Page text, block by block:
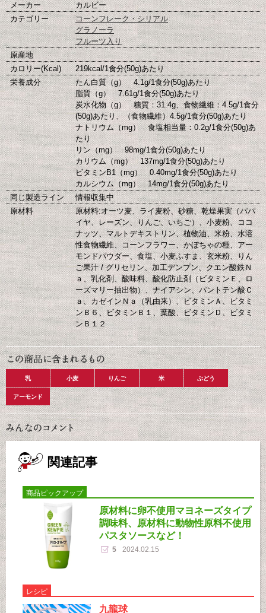
メーカー
カルビー
カテゴリー
コーンフレーク・シリアル
グラノーラ
フルーツ入り
原産地
カロリー(Kcal)
219kcal/1食分(50g)あたり
栄養成分
たん白質（g） 4.1g/1食分(50g)あたり
脂質（g） 7.61g/1食分(50g)あたり
炭水化物（g） 糖質：31.4g、食物繊維：4.5g/1食分
(50g)あたり、（食物繊維）4.5g/1食分(50g)あたり
ナトリウム（mg） 食塩相当量：0.2g/1食分(50g)あ
たり
リン（mg） 98mg/1食分(50g)あたり
カリウム（mg） 137mg/1食分(50g)あたり
ビタミンB1（mg） 0.40mg/1食分(50g)あたり
カルシウム（mg） 14mg/1食分(50g)あたり
同じ製造ライン
情報収集中
原材料
原材料:オーツ麦、ライ麦粉、砂糖、乾燥果実（パパ
イヤ、レーズン、りんご、いちご）、小麦粉、ココ
ナッツ、マルトデキストリン、植物油、米粉、水溶
性食物繊維、コーンフラワー、かぼちゃの種、アー
モンドパウダー、食塩、小麦ふすま、玄米粉、りん
ご果汁 / グリセリン、加工デンプン、クエン酸鉄Ｎ
ａ、乳化剤、酸味料、酸化防止剤（ビタミンＥ、ロ
ーズマリー抽出物）、ナイアシン、パントテン酸Ｃ
ａ、カゼインＮａ（乳由来）、ビタミンＡ、ビタミ
ンＢ６、ビタミンＢ１、葉酸、ビタミンＤ、ビタミ
ンＢ１２
乳 小麦 りんご 米 ぶどう
アーモンド
関連記事
商品ピックアップ
原材料に卵不使用マヨネーズタイプ
調味料、原材料に動物性原料不使用
パスタソースなど！
5 2024.02.15
レシピ
九龍球